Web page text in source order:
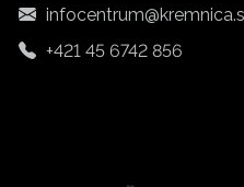
+421 45 6742 856